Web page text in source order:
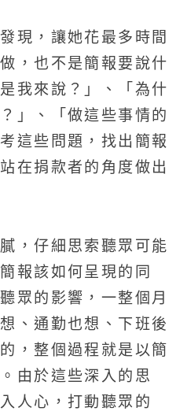
現，讓她花最多時間
，也不是簡報要說什
我來說？」、「為什
」、「做這些事情的
這些問題，找出簡報
在捐款者的角度做出
，仔細思索聽眾可能
報該如何呈現的同
眾的影響，一整個月
、通勤也想、下班後
，整個過程就是以簡
由於這些深入的思
人心，打動聽眾的